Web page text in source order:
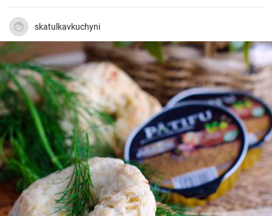
skatulkavkuchyni